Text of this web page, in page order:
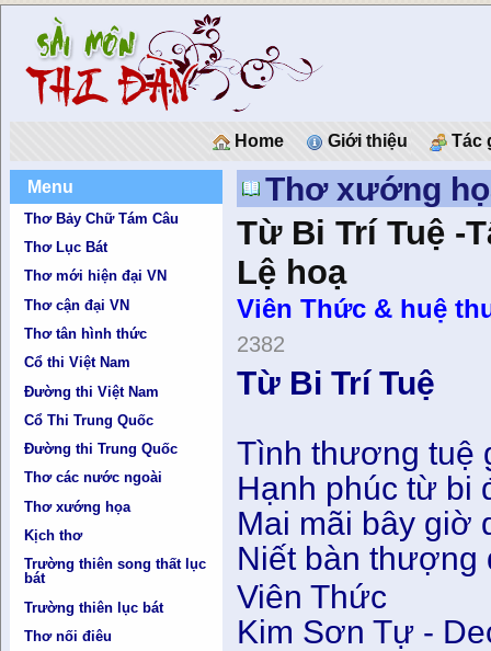
Home Giới thiệu Tác
Menu
Thơ Bảy Chữ Tám Câu
Thơ Lục Bát
Thơ mới hiện đại VN
Thơ cận đại VN
Thơ tân hình thức
Cổ thi Việt Nam
Đường thi Việt Nam
Cổ Thi Trung Quốc
Đường thi Trung Quốc
Thơ các nước ngoài
Thơ xướng họa
Kịch thơ
Trường thiên song thất lục
bát
Trường thiên lục bát
Thơ nối điêu
Thơ xướng
Từ Bi Trí Tuệ -
Lệ hoạ
Viên Thức & huệ
2382
Từ Bi Trí Tuệ
Tình thương tuệ
Hạnh phúc từ bi
Mai mãi bây giờ
Niết bàn thượng
Viên Thức
Kim Sơn Tự -